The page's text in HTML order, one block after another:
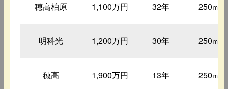
穂高柏原 1,100万円 32年 250㎡
明科光 1,200万円 30年 250㎡
穂高 1,900万円 13年 250㎡